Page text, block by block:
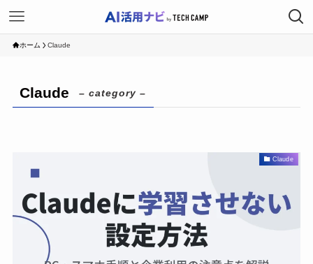
ホーム Claude
Claude – category –
Claude